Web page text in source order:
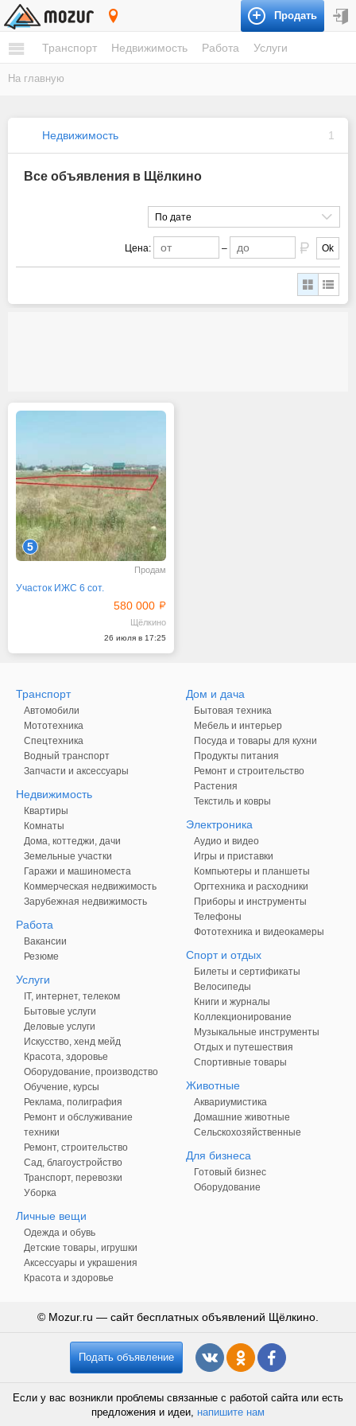
Продать
Транспорт Недвижимость Работа Услуги
На главную
Недвижимость 1
Все объявления в Щёлкино
По дате
Цена: – Ok
5
Продам
Участок ИЖС 6 сот.
580 000
Щёлкино
26 июля в 17:25
Транспорт
Автомобили
Мототехника
Спецтехника
Водный транспорт
Запчасти и аксессуары
Недвижимость
Квартиры
Комнаты
Дома, коттеджи, дачи
Земельные участки
Гаражи и машиноместа
Коммерческая недвижимость
Зарубежная недвижимость
Работа
Вакансии
Резюме
Услуги
IT, интернет, телеком
Бытовые услуги
Деловые услуги
Искусство, хенд мейд
Красота, здоровье
Оборудование, производство
Обучение, курсы
Реклама, полиграфия
Ремонт и обслуживание
техники
Ремонт, строительство
Сад, благоустройство
Транспорт, перевозки
Уборка
Личные вещи
Одежда и обувь
Детские товары, игрушки
Аксессуары и украшения
Красота и здоровье
Дом и дача
Бытовая техника
Мебель и интерьер
Посуда и товары для кухни
Продукты питания
Ремонт и строительство
Растения
Текстиль и ковры
Электроника
Аудио и видео
Игры и приставки
Компьютеры и планшеты
Оргтехника и расходники
Приборы и инструменты
Телефоны
Фототехника и видеокамеры
Спорт и отдых
Билеты и сертификаты
Велосипеды
Книги и журналы
Коллекционирование
Музыкальные инструменты
Отдых и путешествия
Спортивные товары
Животные
Аквариумистика
Домашние животные
Сельскохозяйственные
Для бизнеса
Готовый бизнес
Оборудование
© Mozur.ru — сайт бесплатных объявлений Щёлкино.
Подать объявление
Если у вас возникли проблемы связанные с работой сайта или есть
предложения и идеи, напишите нам